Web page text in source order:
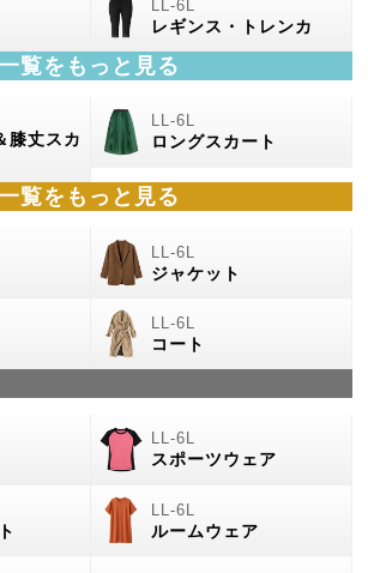
レギンス・トレンカ
覧をもっと見る
膝丈スカ
ロングスカート
覧をもっと見る
ジャケット
コート
スポーツウェア
ルームウェア